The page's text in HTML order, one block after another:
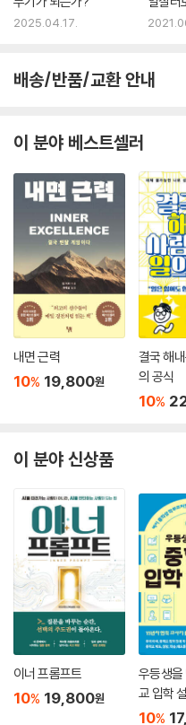
2025.04.17.
배송/반품/교환 안내
이 분야 베스트셀러
내면 근력
10% 19,800원
결국 해
의 공식
10%
이 분야 신상품
이너 프롬프트
10% 19,800원
우등생을
교 입학
10%